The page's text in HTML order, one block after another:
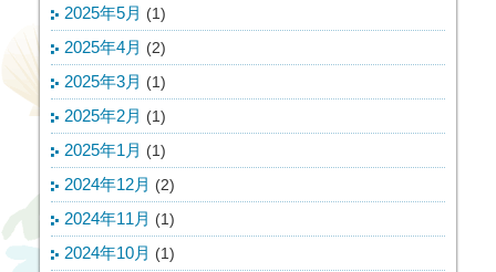
2025年5月 (1)
2025年4月 (2)
2025年3月 (1)
2025年2月 (1)
2025年1月 (1)
2024年12月 (2)
2024年11月 (1)
2024年10月 (1)